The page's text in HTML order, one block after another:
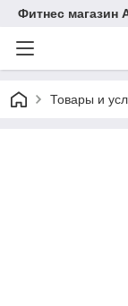
Фитнес магазин
Товары и